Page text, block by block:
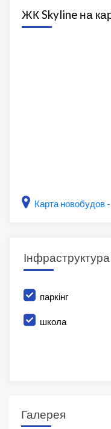
ЖК Skyline на
Карта новобудов -
Інфраструктура
паркінг
школа
Галерея